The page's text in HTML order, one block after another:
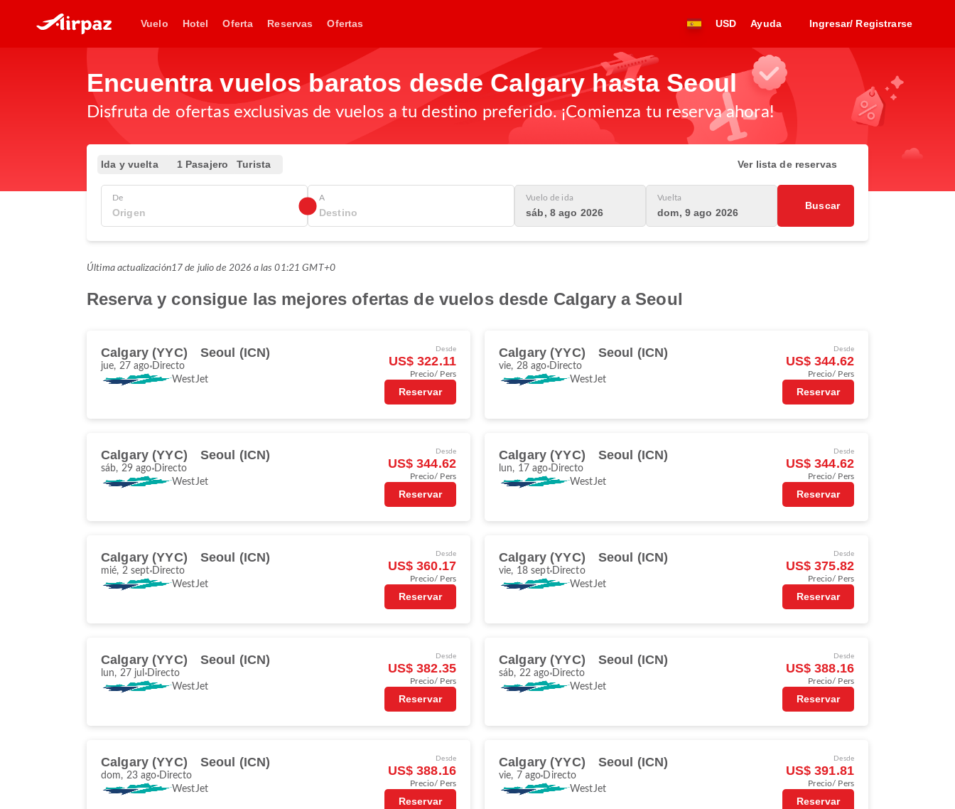
Vuelo Hotel Oferta Reservas Ofertas USD Ayuda Ingresar/ Registrarse
Encuentra vuelos baratos desde Calgary hasta Seoul
Disfruta de ofertas exclusivas de vuelos a tu destino preferido. ¡Comienza tu reserva ahora!
Ida y vuelta 1 Pasajero Turista Ver lista de reservas
De A Vuelo de ida
sáb, 8 ago 2026
Vuelta
dom, 9 ago 2026
Buscar
Última actualización17 de julio de 2026 a las 01:21 GMT+0
Reserva y consigue las mejores ofertas de vuelos desde Calgary a Seoul
Calgary (YYC) Seoul (ICN)
jue, 27 ago Directo
WestJet
Desde
US$ 322.11
Precio/ Pers
Reservar
Calgary (YYC) Seoul (ICN)
vie, 28 ago Directo
WestJet
Desde
US$ 344.62
Precio/ Pers
Reservar
Calgary (YYC) Seoul (ICN)
sáb, 29 ago Directo
WestJet
Desde
US$ 344.62
Precio/ Pers
Reservar
Calgary (YYC) Seoul (ICN)
lun, 17 ago Directo
WestJet
Desde
US$ 344.62
Precio/ Pers
Reservar
Calgary (YYC) Seoul (ICN)
mié, 2 sept Directo
WestJet
Desde
US$ 360.17
Precio/ Pers
Reservar
Calgary (YYC) Seoul (ICN)
vie, 18 sept Directo
WestJet
Desde
US$ 375.82
Precio/ Pers
Reservar
Calgary (YYC) Seoul (ICN)
lun, 27 jul Directo
WestJet
Desde
US$ 382.35
Precio/ Pers
Reservar
Calgary (YYC) Seoul (ICN)
sáb, 22 ago Directo
WestJet
Desde
US$ 388.16
Precio/ Pers
Reservar
Calgary (YYC) Seoul (ICN)
dom, 23 ago Directo
WestJet
Desde
US$ 388.16
Precio/ Pers
Reservar
Calgary (YYC) Seoul (ICN)
vie, 7 ago Directo
WestJet
Desde
US$ 391.81
Precio/ Pers
Reservar